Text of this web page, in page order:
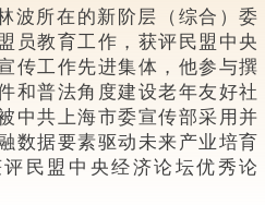
波所在的新阶层（综合）委
员教育工作，获评民盟中央
传工作先进集体，他参与撰
和普法角度建设老年友好社
中共上海市委宣传部采用并
数据要素驱动未来产业培育
民盟中央经济论坛优秀论